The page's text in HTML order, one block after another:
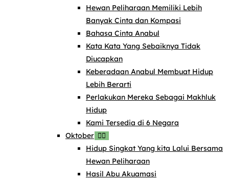
Hewan Peliharaan Memiliki Lebih
Banyak Cinta dan Kompasi
Bahasa Cinta Anabul
Kata Kata Yang Sebaiknya Tidak
Diucapkan
Keberadaan Anabul Membuat Hidup
Lebih Berarti
Perlakukan Mereka Sebagai Makhluk
Hidup
Kami Tersedia di 6 Negara
Oktober
Hidup Singkat Yang kita Lalui Bersama
Hewan Peliharaan
Hasil Abu Akuamasi